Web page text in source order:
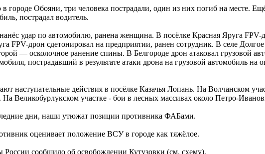
городе Обояни, три человека пострадали, один из них погиб на месте.
пострадал водитель.
удар по автомобилю, ранена женщина. В посёлке Красная Яруга FPV-
FPV-дрон сдетонировал на предприятии, ранен сотрудник. В селе
— осколочное ранение спины. В Белгороде дрон атаковал грузовой
пострадавший в результате атаки дрона на грузовой автомобиль на
наступательные действия в посёлке Казачья Лопань. На Волчанском
Великобурлукском участке - бои в лесных массивах около Петро-
дни, наши утюжат позиции противника ФАБами.
оценивает положение ВСУ в городе как тяжёлое.
сообщило об освобождении Кутузовки (см. схему).